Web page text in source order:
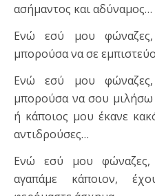
ασήμαντος και αδύναμος…
Ενώ εσύ μου
μπορούσα να σε
Ενώ εσύ μου
μπορούσα να σου
ή κάποιος μου έκανε
αντιδρούσες…
Ενώ εσύ μου φώναζες,
αγαπάμε κάποιον,